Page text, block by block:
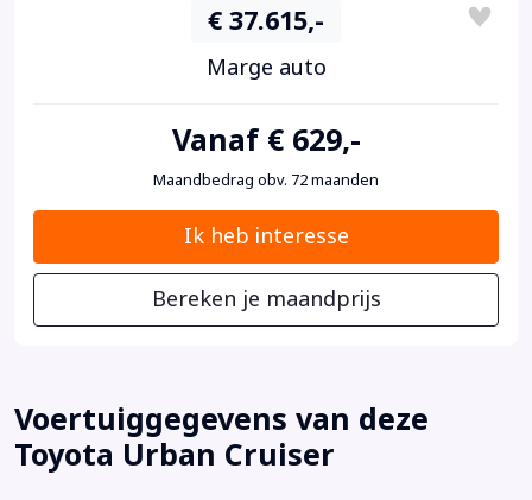
€ 37.615,-
Marge auto
Vanaf € 629,-
Maandbedrag obv. 72 maanden
Ik heb interesse
Bereken je maandprijs
Voertuiggegevens van deze
Toyota Urban Cruiser